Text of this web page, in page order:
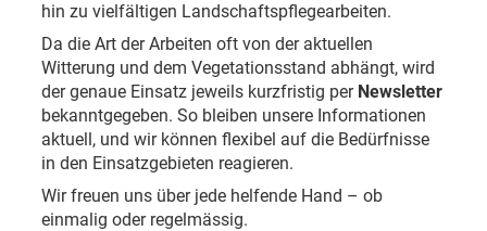
hin zu vielfältigen Landschaftspflegearbeiten.
Da die Art der Arbeiten oft von der aktuellen
Witterung und dem Vegetationsstand abhängt, wird
der genaue Einsatz jeweils kurzfristig per Newsletter
bekanntgegeben. So bleiben unsere Informationen
aktuell, und wir können flexibel auf die Bedürfnisse
in den Einsatzgebieten reagieren.
Wir freuen uns über jede helfende Hand – ob
einmalig oder regelmässig.